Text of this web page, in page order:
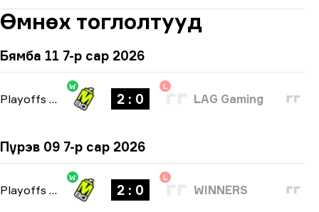
Өмнөх тоглолтууд
Бямба 11 7-р сар 2026
Playoffs bo3
W
2 : 0
L
LAG Gaming
Пүрэв 09 7-р сар 2026
Playoffs bo3
W
2 : 0
L
WINNERS